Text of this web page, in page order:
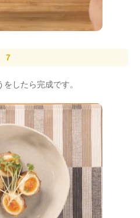
したら完成です。